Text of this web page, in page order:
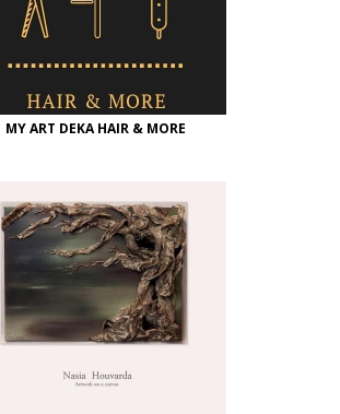
MY ART DEKA HAIR & MORE